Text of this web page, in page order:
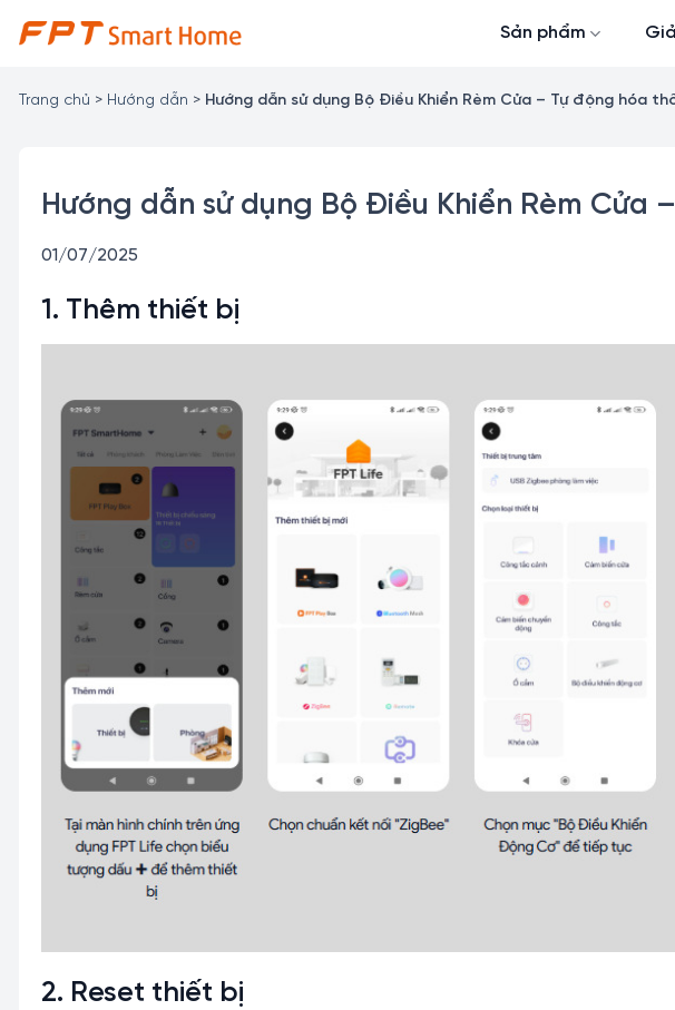
đến
dung
Sản phẩm
Trang chủ > Hướng dẫn > Hướng dẫn sử dụng Bộ Điều Khiển Rèm Cửa – Tự động hóa
Hướng dẫn sử dụng Bộ Điều Khiển Rèm Cửa
01/07/2025
1. Thêm thiết bị
2. Reset thiết bị